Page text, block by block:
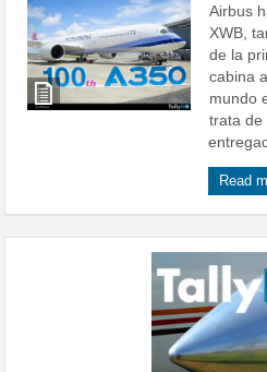
Airbus
XWB,
de la
cabina
mundo
trata de
Read